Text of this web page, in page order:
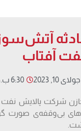
آفتاب
جولای 10, 2023 6:30 ب.ظ
شرکت پالایش نفت
بی‌وقفه‌ی صورت